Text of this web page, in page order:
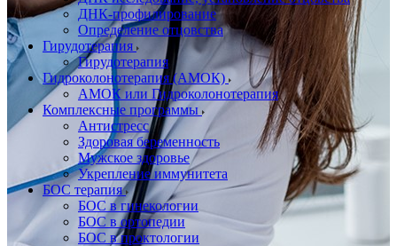
ДНК-профилирование
Определение отцовства
Гирудотерапия
Гирудотерапия
Гидроколонотерапия (АМОК)
АМОК или Гидроколонотерапия
Комплексные программы
Антистресс
Здоровая беременность
Мужское здоровье
Укрепление иммунитета
БОС терапия
БОС в гинекологии
БОС в ортопедии
БОС в проктологии